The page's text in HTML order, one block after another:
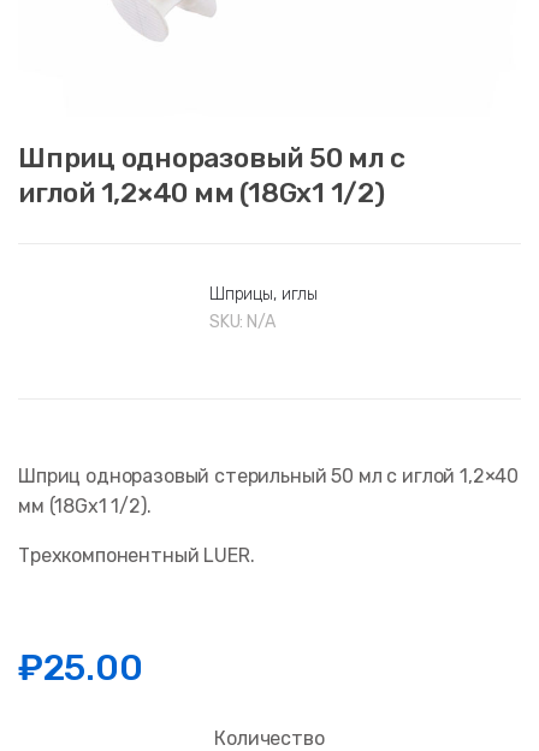
Шприц одноразовый 50 мл с
иглой 1,2×40 мм (18Gx1 1/2)
Шприцы, иглы
SKU: N/A
Шприц одноразовый стерильный 50 мл с иглой 1,2×40
мм (18Gx1 1/2).
Трехкомпонентный LUER.
₽25.00
Количество